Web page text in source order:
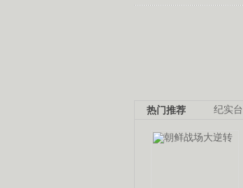
纪实台
热门推荐